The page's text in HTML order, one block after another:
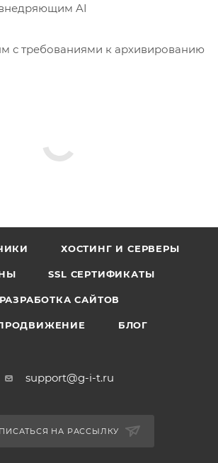
AI
с требованиями к архивированию
ХОСТИНГ И СЕРВЕРЫ
SSL СЕРТИФИКАТЫ
РАЗРАБОТКА САЙТОВ
БЛОГ
support@g-i-t.ru
НА РАССЫЛКУ